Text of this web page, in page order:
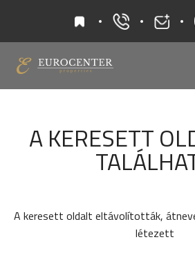
A KERESETT
A keresett oldalt eltávolították,
létezett